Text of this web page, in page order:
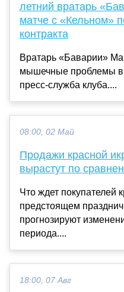
летний вратарь
матче с «Кельном»
контракта
Вратарь «Баварии»
мышечные проблемы в
пресс-служба клуба....
08:00, 02 Май
Продажи красной
вырастут по
Что ждет покупателей
предстоящем
прогнозируют
периода....
18:00, 07 Авг